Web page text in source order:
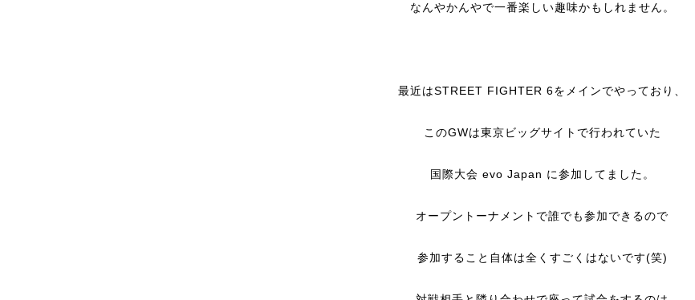
なんやかんやで一番楽しい趣味かもしれません。
最近はSTREET FIGHTER 6をメインでやっており、
このGWは東京ビッグサイトで行われていた
国際大会 evo Japan に参加してました。
オープントーナメントで誰でも参加できるので
参加すること自体は全くすごくはないです(笑)